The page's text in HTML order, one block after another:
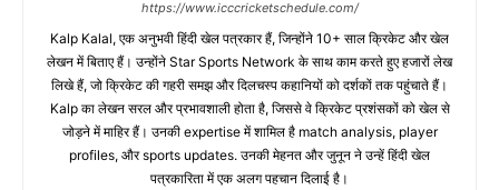
https://www.icccricketschedule.com/
Kalp Kalal, एक अनुभवी हिंदी खेल पत्रकार हैं, जिन्होंने 10+ साल क्रिकेट और खेल
लेखन में बिताए हैं। उन्होंने Star Sports Network के साथ काम करते हुए हजारों लेख
लिखे हैं, जो क्रिकेट की गहरी समझ और दिलचस्प कहानियों को दर्शकों तक पहुंचाते हैं।
Kalp का लेखन सरल और प्रभावशाली होता है, जिससे वे क्रिकेट प्रशंसकों को खेल से
जोड़ने में माहिर हैं। उनकी expertise में शामिल है match analysis, player
profiles, और sports updates. उनकी मेहनत और जुनून ने उन्हें हिंदी खेल
पत्रकारिता में एक अलग पहचान दिलाई है।